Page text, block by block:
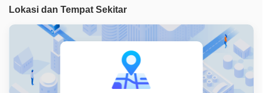
Lokasi dan Tempat Sekitar